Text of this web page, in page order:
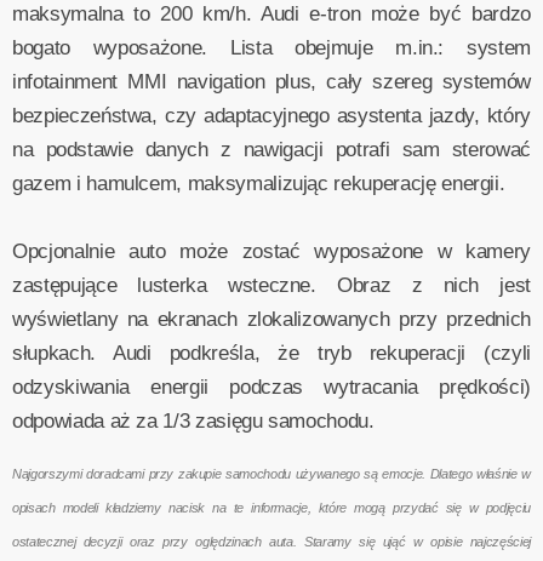
maksymalna to 200 km/h. Audi e-tron może być bardzo
bogato wyposażone. Lista obejmuje m.in.: system
infotainment MMI navigation plus, cały szereg systemów
bezpieczeństwa, czy adaptacyjnego asystenta jazdy, który
na podstawie danych z nawigacji potrafi sam sterować
gazem i hamulcem, maksymalizując rekuperację energii.
Opcjonalnie auto może zostać wyposażone w kamery
zastępujące lusterka wsteczne. Obraz z nich jest
wyświetlany na ekranach zlokalizowanych przy przednich
słupkach. Audi podkreśla, że tryb rekuperacji (czyli
odzyskiwania energii podczas wytracania prędkości)
odpowiada aż za 1/3 zasięgu samochodu.
Najgorszymi doradcami przy zakupie samochodu używanego są emocje. Dlatego właśnie w
opisach modeli kładziemy nacisk na te informacje, które mogą przydać się w podjęciu
ostatecznej decyzji oraz przy oględzinach auta. Staramy się ująć w opisie najczęściej